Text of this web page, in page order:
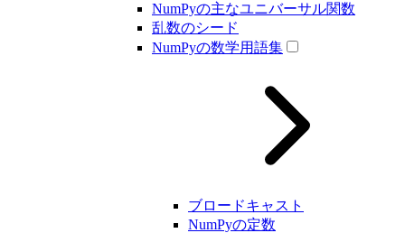
NumPyの主なユニバーサル関数
乱数のシード
NumPyの数学用語集
ブロードキャスト
NumPyの定数